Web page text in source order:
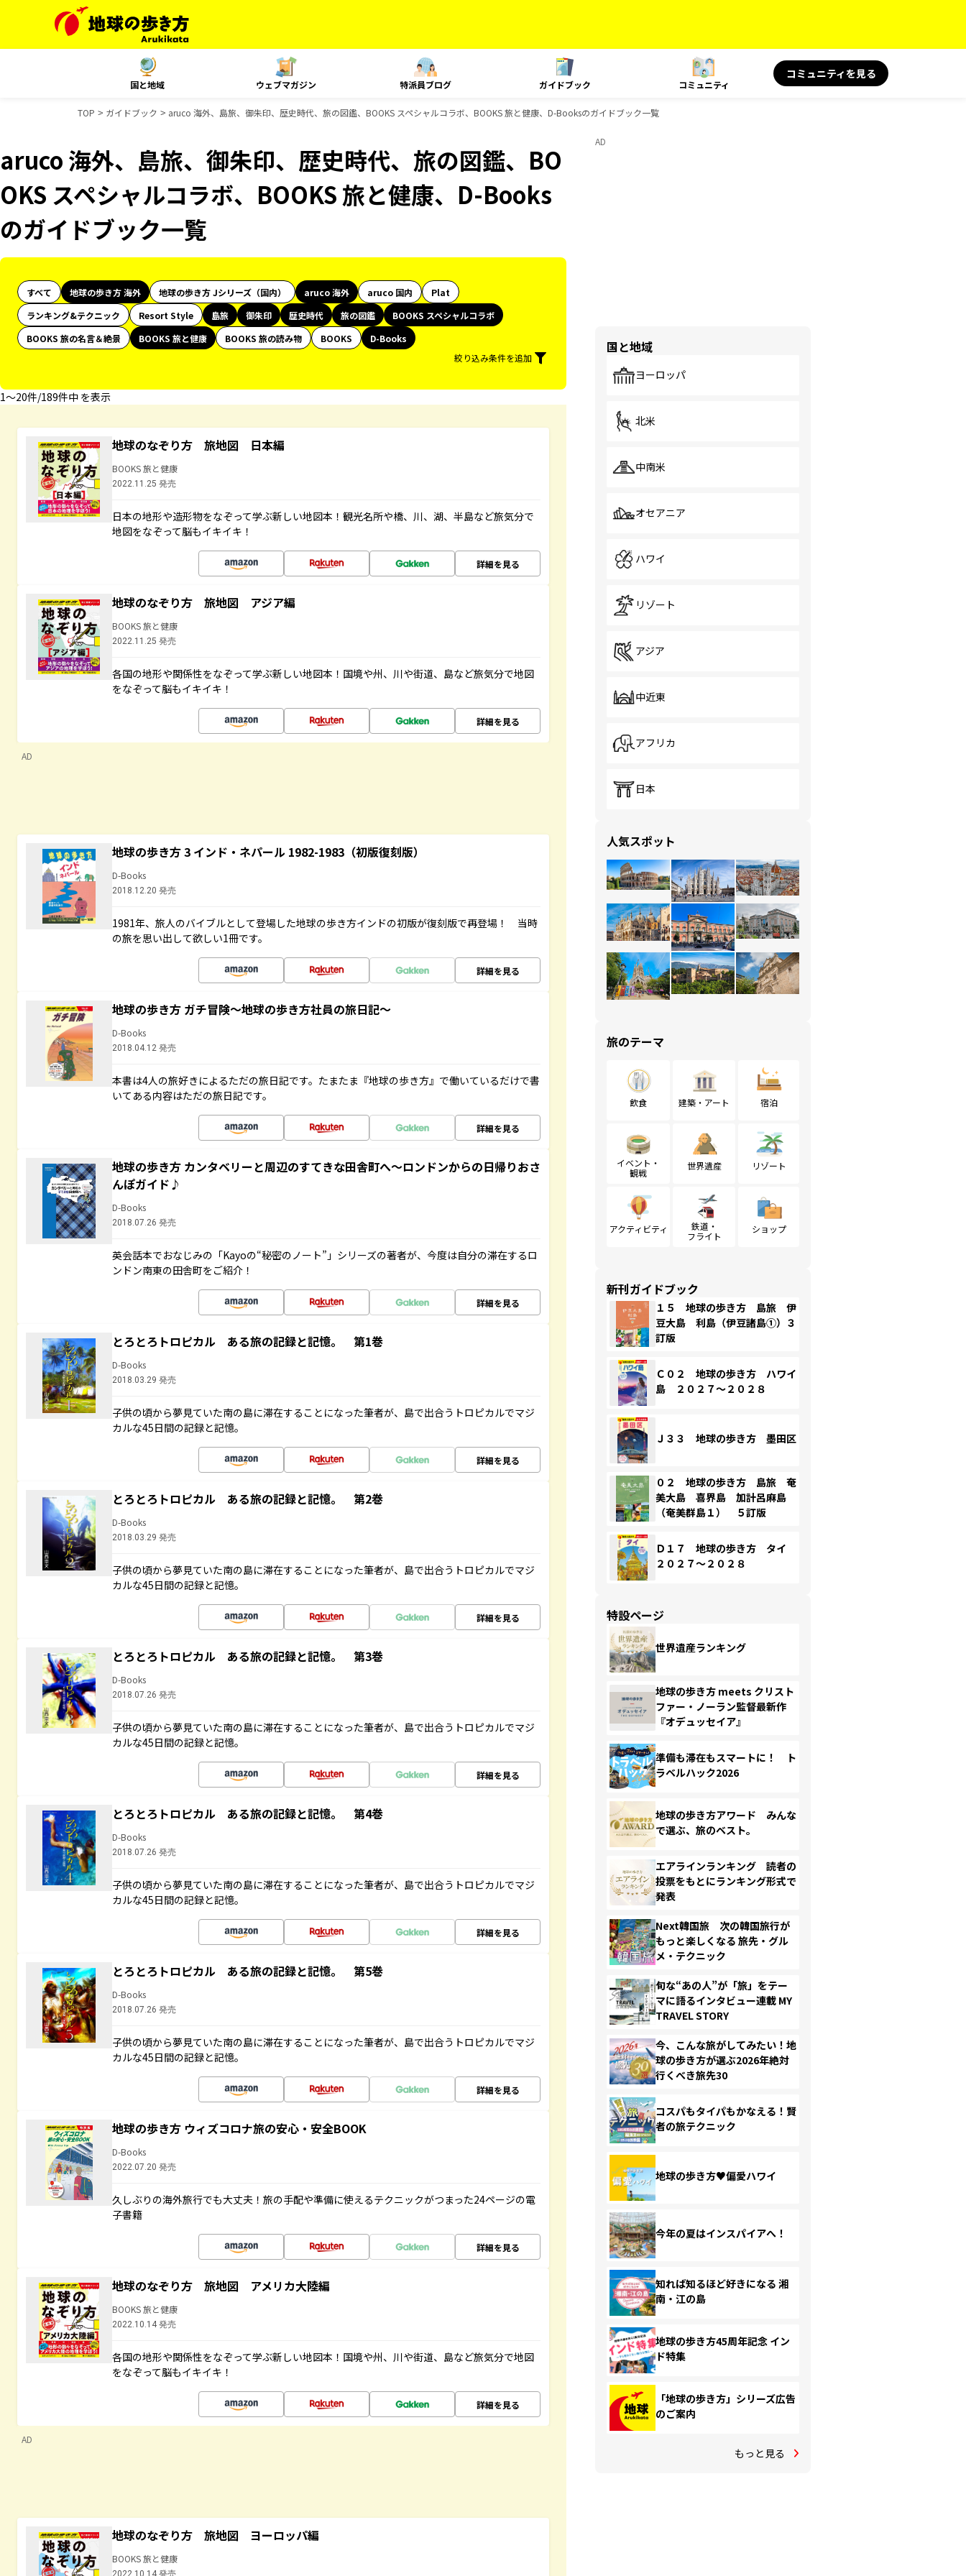
国と地域 ウェブマガジン 特派員ブログ ガイドブック コミュニティ
コミュニティを見る
TOP ガイドブック aruco 海外、島旅、御朱印、歴史時代、旅の図鑑、BOOKS スペシャルコラボ、BOOKS 旅と健康、D-Booksのガイドブック一覧
aruco 海外、島旅、御朱印、歴史時代、旅の図鑑、BO
OKS スペシャルコラボ、BOOKS 旅と健康、D-Books
のガイドブック一覧
すべて 地球の歩き方 海外 地球の歩き方 Jシリーズ（国内） aruco 海外 aruco 国内
Plat
ランキング&テクニック
Resort Style 島旅 御朱印 歴史時代 旅の図鑑
BOOKS スペシャルコラボ
BOOKS 旅の名言＆絶景
BOOKS 旅と健康 BOOKS 旅の読み物 BOOKS
D-Books
絞り込み条件を追加
1〜20件/189件中 を表示
地球のなぞり方 旅地図 日本編
BOOKS 旅と健康
2022.11.25 発売
日本の地形や造形物をなぞって学ぶ新しい地図本！観光名所や橋、川、湖、半島など旅気分で
地図をなぞって脳もイキイキ！
詳細を見る
地球のなぞり方 旅地図 アジア編
BOOKS 旅と健康
2022.11.25 発売
各国の地形や関係性をなぞって学ぶ新しい地図本！国境や州、川や街道、島など旅気分で地図
をなぞって脳もイキイキ！
詳細を見る
AD
地球の歩き方 3 インド・ネパール 1982-1983（初版復刻版）
D-Books
2018.12.20 発売
1981年、旅人のバイブルとして登場した地球の歩き方インドの初版が復刻版で再登場！ 当時
の旅を思い出して欲しい1冊です。
詳細を見る
地球の歩き方 ガチ冒険～地球の歩き方社員の旅日記～
D-Books
2018.04.12 発売
本書は4人の旅好きによるただの旅日記です。たまたま『地球の歩き方』で働いているだけで書
いてある内容はただの旅日記です。
詳細を見る
地球の歩き方 カンタベリーと周辺のすてきな田舎町へ～ロンドンからの日帰りおさ
んぽガイド♪
D-Books
2018.07.26 発売
英会話本でおなじみの「Kayoの“秘密のノート”」シリーズの著者が、今度は自分の滞在するロ
ンドン南東の田舎町をご紹介！
詳細を見る
とろとろトロピカル ある旅の記録と記憶。 第1巻
D-Books
2018.03.29 発売
子供の頃から夢見ていた南の島に滞在することになった筆者が、島で出合うトロピカルでマジ
カルな45日間の記録と記憶。
詳細を見る
とろとろトロピカル ある旅の記録と記憶。 第2巻
D-Books
2018.03.29 発売
子供の頃から夢見ていた南の島に滞在することになった筆者が、島で出合うトロピカルでマジ
カルな45日間の記録と記憶。
詳細を見る
とろとろトロピカル ある旅の記録と記憶。 第3巻
D-Books
2018.07.26 発売
子供の頃から夢見ていた南の島に滞在することになった筆者が、島で出合うトロピカルでマジ
カルな45日間の記録と記憶。
詳細を見る
とろとろトロピカル ある旅の記録と記憶。 第4巻
D-Books
2018.07.26 発売
子供の頃から夢見ていた南の島に滞在することになった筆者が、島で出合うトロピカルでマジ
カルな45日間の記録と記憶。
詳細を見る
とろとろトロピカル ある旅の記録と記憶。 第5巻
D-Books
2018.07.26 発売
子供の頃から夢見ていた南の島に滞在することになった筆者が、島で出合うトロピカルでマジ
カルな45日間の記録と記憶。
詳細を見る
地球の歩き方 ウィズコロナ旅の安心・安全BOOK
D-Books
2022.07.20 発売
久しぶりの海外旅行でも大丈夫！旅の手配や準備に使えるテクニックがつまった24ページの電
子書籍
詳細を見る
地球のなぞり方 旅地図 アメリカ大陸編
BOOKS 旅と健康
2022.10.14 発売
各国の地形や関係性をなぞって学ぶ新しい地図本！国境や州、川や街道、島など旅気分で地図
をなぞって脳もイキイキ！
詳細を見る
AD
地球のなぞり方 旅地図 ヨーロッパ編
BOOKS 旅と健康
2022.10.14 発売
AD
国と地域
ヨーロッパ
北米
中南米
オセアニア
ハワイ
リゾート
アジア
中近東
アフリカ
日本
人気スポット
旅のテーマ
飲食 建築・アート 宿泊
イベント・
観戦
世界遺産 リゾート
アクティビティ
鉄道・
フライト
ショップ
新刊ガイドブック
１５ 地球の歩き方 島旅 伊
豆大島 利島（伊豆諸島①）３
訂版
Ｃ０２ 地球の歩き方 ハワイ
島 ２０２７～２０２８
Ｊ３３ 地球の歩き方 墨田区
０２ 地球の歩き方 島旅 奄
美大島 喜界島 加計呂麻島
（奄美群島１） ５訂版
Ｄ１７ 地球の歩き方 タイ
２０２７～２０２８
特設ページ
世界遺産ランキング
地球の歩き方 meets クリスト
ファー・ノーラン監督最新作
『オデュッセイア』
準備も滞在もスマートに！ ト
ラベルハック2026
地球の歩き方アワード みんな
で選ぶ、旅のベスト。
エアラインランキング 読者の
投票をもとにランキング形式で
発表
Next韓国旅 次の韓国旅行が
もっと楽しくなる 旅先・グル
メ・テクニック
旬な“あの人”が「旅」をテー
マに語るインタビュー連載 MY
TRAVEL STORY
今、こんな旅がしてみたい！地
球の歩き方が選ぶ2026年絶対
行くべき旅先30
コスパもタイパもかなえる！賢
者の旅テクニック
地球の歩き方♥偏愛ハワイ
今年の夏はインスパイアへ！
知れば知るほど好きになる 湘
南・江の島
地球の歩き方45周年記念 イン
ド特集
「地球の歩き方」シリーズ広告
のご案内
もっと見る